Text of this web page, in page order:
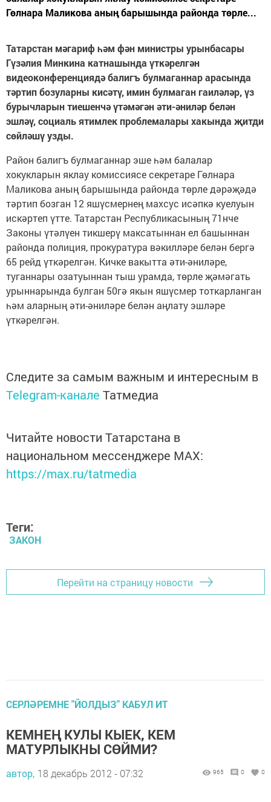
Гөлнара Маликова аның барышында районда төрле...
Татарстан мәгарифһәм фән министры урынбасары
Гүзәлия Минкина катнашында үткәрелгән
видеоконференциядәбалигъ булмаганнар арасында
тәртип бозуларны кисәтү, имин булмаган гаиләләр,үз
бурычларын тиешенчәүтәмәгәнәти-әниләр белән
эшләү, социаль ятимлек проблемалары хакында җитди
сөйләшүузды.
Район балигъ булмаганнар эше һәм балалар
хокукларын яклау комиссиясе секретаре Гөлнара
Маликова аның барышында районда төрле дәрәҗәдә
тәртип бозган 12 яшүсмернең махсус исәпкә куелуын
искәртеп үтте. Татарстан Республикасының 71нче
Законы үтәлүен тикшерү максатыннан ел башыннан
районда полиция, прокуратура вәкилләре белән бергә
65 рейд үткәрелгән. Кичке вакытта әти-әниләре,
туганнары озатуыннан тыш урамда, төрле җәмәгать
урыннарында булган 50гә якын яшүсмер тоткарланган
һәм аларның әти-әниләре белән аңлату эшләре
үткәрелгән.
Следите за самым важным и интересным в
Telegram-канале Татмедиа
Читайте новости Татарстана в
национальном мессенджере MАХ:
https://max.ru/tatmedia
Теги:
ЗАКОН
Перейти на страницу новости
СЕРЛӘРЕМНЕ "ЙОЛДЫЗ" КАБУЛ ИТ
КЕМНЕҢ КУЛЫ КЫЕК, КЕМ
МАТУРЛЫКНЫ СӨЙМИ?
автор, 18 декабрь 2012 - 07:32 965 0 0